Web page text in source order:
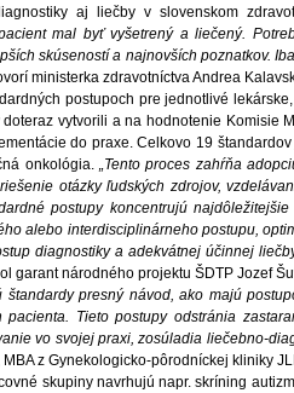
aj liečby v slovenskom
mal byť vyšetrený a liečený.
skúseností a najnovších poznatkov.
ministerka zdravotníctva Andrea
postupoch pre jednotlivé
vytvorili a na hodnotenie Komisie
do praxe. Celkovo 19
onkológia.
„Tento proces zahŕňa
otázky ľudských zdrojov,
postupy koncentrujú
alebo interdisciplinárneho postupu,
diagnostiky a adekvátnej účinnej
garant národného projektu ŠDTP Jozef
štandardy presný návod, ako majú
Tieto postupy odstránia
vo svojej praxi, zosúladia liečebno-
z Gynekologicko-pôrodníckej kliniky
skupiny navrhujú napr. skríning